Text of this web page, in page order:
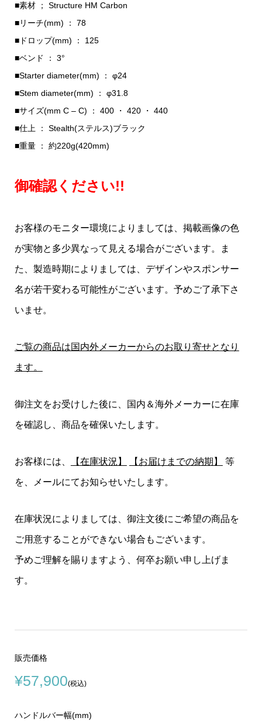
■素材 ； Structure HM Carbon
■リーチ(mm) ： 78
■ドロップ(mm) ： 125
■ベンド ： 3°
■Starter diameter(mm) ： φ24
■Stem diameter(mm) ： φ31.8
■サイズ(mm C – C) ： 400 ・ 420 ・ 440
■仕上 ： Stealth(ステルス)ブラック
■重量 ： 約220g(420mm)
御確認ください!!
お客様のモニター環境によりましては、掲載画像の色
が実物と多少異なって見える場合がございます。ま
た、製造時期によりましては、デザインやスポンサー
名が若干変わる可能性がございます。予めご了承下さ
いませ。
ご覧の商品は国内外メーカーからのお取り寄せとなり
ます。
御注文をお受けした後に、国内＆海外メーカーに在庫
を確認し、商品を確保いたします。
お客様には、 【在庫状況】 【お届けまでの納期】 等
を、メールにてお知らせいたします。
在庫状況によりましては、御注文後にご希望の商品を
ご用意することができない場合もございます。
予めご理解を賜りますよう、何卒お願い申し上げま
す。
販売価格
¥57,900(税込)
ハンドルバー幅(mm)